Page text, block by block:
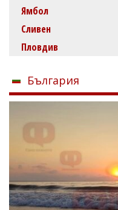
Ямбол
Сливен
Пловдив
България